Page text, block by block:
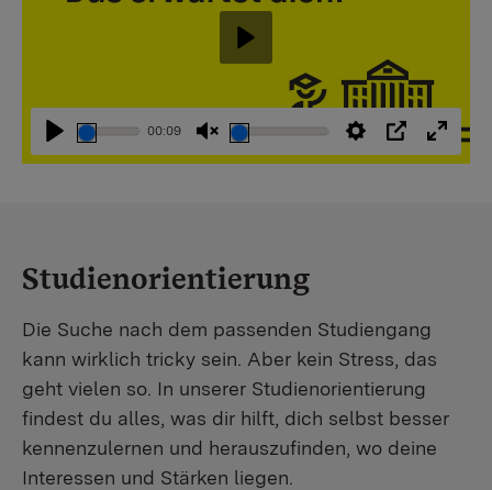
Abspielen
00:09
StummschaltungEinstellungen
PIP
Abspielen
Studienorientierung
Die Suche nach dem passenden Studiengang
kann wirklich tricky sein. Aber kein Stress, das
geht vielen so. In unserer Studienorientierung
findest du alles, was dir hilft, dich selbst besser
kennenzulernen und herauszufinden, wo deine
Interessen und Stärken liegen.